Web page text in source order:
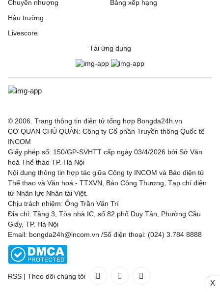
Chuyển nhượng
Hậu trường
Livescore
Bảng xếp hạng
Tải ứng dụng
© 2006. Trang thông tin điện tử tổng hợp Bongda24h.vn
CƠ QUAN CHỦ QUẢN: Công ty Cổ phần Truyền thông Quốc tế
INCOM
Giấy phép số: 150/GP-SVHTT cấp ngày 03/4/2026 bởi Sở Văn
hoá Thể thao TP. Hà Nội
Nội dung thông tin hợp tác giữa Công ty INCOM và Báo điện tử
Thể thao và Văn hoá - TTXVN, Báo Công Thương, Tạp chí điện
tử Nhân lực Nhân tài Việt.
Chịu trách nhiệm: Ông Trần Văn Trí
Địa chỉ: Tầng 3, Tòa nhà IC, số 82 phố Duy Tân, Phường Cầu
Giấy, TP. Hà Nội
Email: bongda24h@incom.vn /Số điện thoại: (024) 3.784 8888
RSS | Theo dõi chúng tôi
X